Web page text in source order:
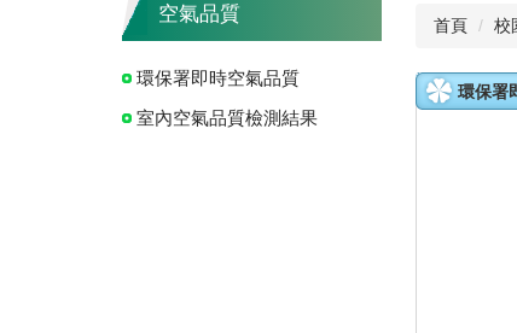
空氣品質
環保署即時空氣品質
室內空氣品質檢測結果
首頁 校
環保署